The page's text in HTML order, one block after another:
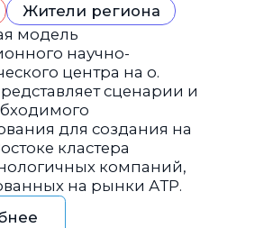
Жители региона
модель
научно-
центра на о.
сценарии и
для создания на
кластера
компаний,
на рынки АТР.